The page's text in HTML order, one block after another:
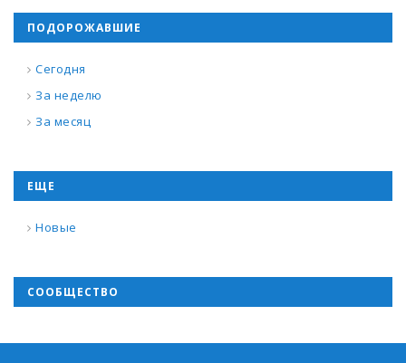
ПОДОРОЖАВШИЕ
Сегодня
За неделю
За месяц
ЕЩЕ
Новые
СООБЩЕСТВО